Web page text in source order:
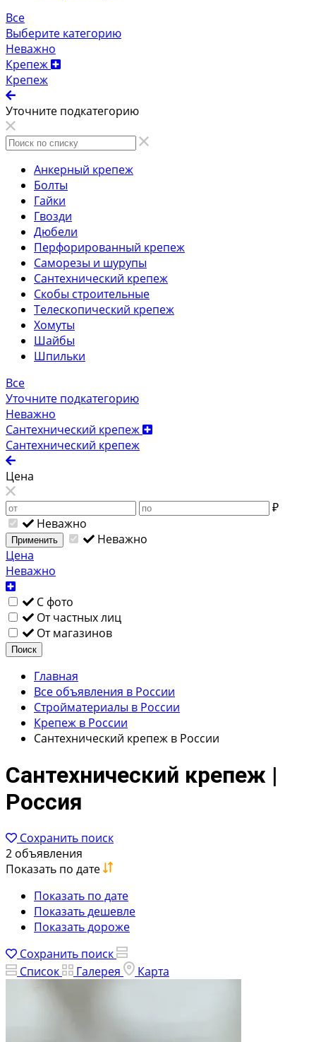
Все
Выберите категорию
Неважно
Крепеж
Крепеж
Уточните подкатегорию
Анкерный крепеж
Болты
Гайки
Гвозди
Дюбели
Перфорированный крепеж
Саморезы и шурупы
Сантехнический крепеж
Скобы строительные
Телескопический крепеж
Хомуты
Шайбы
Шпильки
Все
Уточните подкатегорию
Неважно
Сантехнический крепеж
Сантехнический крепеж
Цена
₽
Неважно
Применить
Неважно
Цена
Неважно
С фото
От частных лиц
От магазинов
Поиск
Главная
Все объявления в России
Стройматериалы в России
Крепеж в России
Сантехнический крепеж в России
Сантехнический крепеж |
Россия
Сохранить поиск
2 объявления
Показать по дате
Показать по дате
Показать дешевле
Показать дороже
Сохранить поиск
Список
Галерея Карта